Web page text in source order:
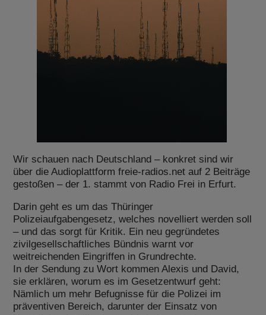
Wir schauen nach Deutschland – konkret sind wir
über die Audioplattform freie-radios.net auf 2 Beiträge
gestoßen – der 1. stammt von Radio Frei in Erfurt.
Darin geht es um das Thüringer
Polizeiaufgabengesetz, welches novelliert werden soll
– und das sorgt für Kritik. Ein neu gegründetes
zivilgesellschaftliches Bündnis warnt vor
weitreichenden Eingriffen in Grundrechte.
In der Sendung zu Wort kommen Alexis und David,
sie erklären, worum es im Gesetzentwurf geht:
Nämlich um mehr Befugnisse für die Polizei im
präventiven Bereich, darunter der Einsatz von